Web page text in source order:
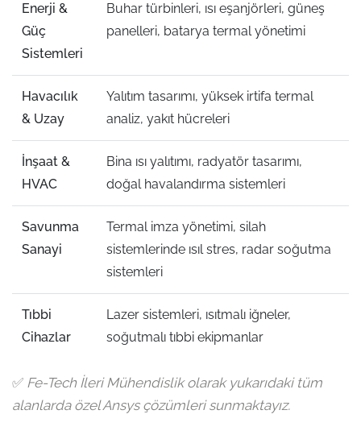
Enerji &
Güç
Sistemleri
Buhar türbinleri, ısı eşanjörleri, güneş
panelleri, batarya termal yönetimi
Havacılık
& Uzay
Yalıtım tasarımı, yüksek irtifa termal
analiz, yakıt hücreleri
İnşaat &
HVAC
Bina ısı yalıtımı, radyatör tasarımı,
doğal havalandırma sistemleri
Savunma
Sanayi
Termal imza yönetimi, silah
sistemlerinde ısıl stres, radar soğutma
sistemleri
Tıbbi
Cihazlar
Lazer sistemleri, ısıtmalı iğneler,
soğutmalı tıbbi ekipmanlar
✅ Fe-Tech İleri Mühendislik olarak yukarıdaki tüm
alanlarda özel Ansys çözümleri sunmaktayız.